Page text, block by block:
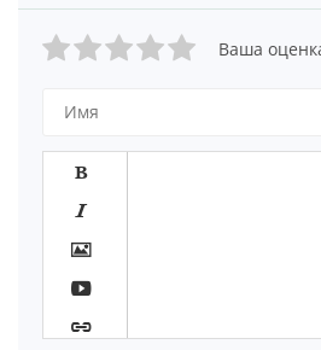
Ваша




